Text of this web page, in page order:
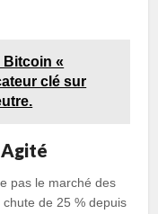
Bitcoin «
clé sur
pas le marché des
de 25 % depuis